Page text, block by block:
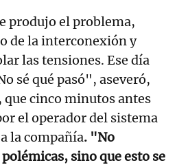
produjo el problema,
de la interconexión y
las tensiones. Ese día
sé qué pasó", aseveró,
que cinco minutos antes
el operador del sistema
la compañía. "No
sino que esto se